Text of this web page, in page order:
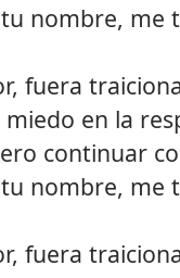
nombre, me
fuera
miedo en la
continuar
nombre, me
fuera